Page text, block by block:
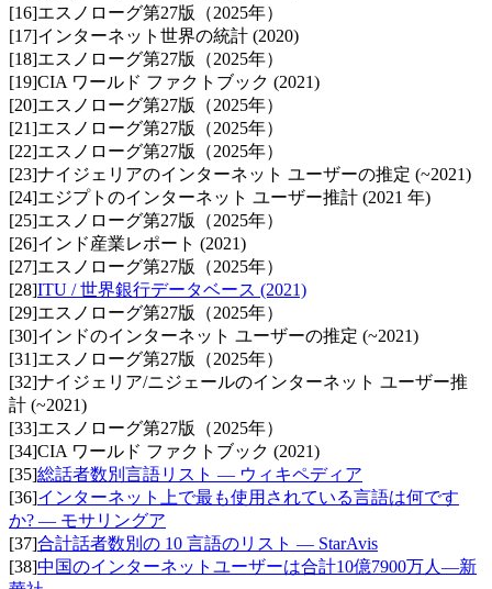
[16]エスノローグ第27版（2025年）
[17]インターネット世界の統計 (2020)
[18]エスノローグ第27版（2025年）
[19]CIA ワールド ファクトブック (2021)
[20]エスノローグ第27版（2025年）
[21]エスノローグ第27版（2025年）
[22]エスノローグ第27版（2025年）
[23]ナイジェリアのインターネット ユーザーの推定 (~2021)
[24]エジプトのインターネット ユーザー推計 (2021 年)
[25]エスノローグ第27版（2025年）
[26]インド産業レポート (2021)
[27]エスノローグ第27版（2025年）
[28]ITU / 世界銀行データベース (2021)
[29]エスノローグ第27版（2025年）
[30]インドのインターネット ユーザーの推定 (~2021)
[31]エスノローグ第27版（2025年）
[32]ナイジェリア/ニジェールのインターネット ユーザー推
計 (~2021)
[33]エスノローグ第27版（2025年）
[34]CIA ワールド ファクトブック (2021)
[35]総話者数別言語リスト — ウィキペディア
[36]インターネット上で最も使用されている言語は何です
か? — モサリングア
[37]合計話者数別の 10 言語のリスト — StarAvis
[38]中国のインターネットユーザーは合計10億7900万人—新